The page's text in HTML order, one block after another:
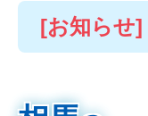
[お知らせ]